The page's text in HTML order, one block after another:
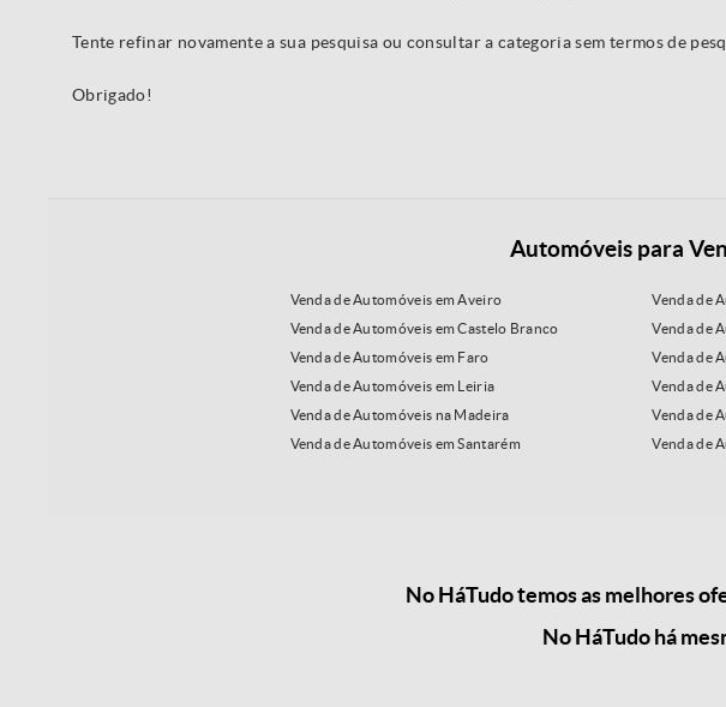
Tente refinar novamente a sua pesquisa ou consultar a categoria sem termos de
Obrigado!
Automóveis para
Venda de Automóveis em Aveiro
Venda de
Venda de Automóveis em Castelo Branco
Venda de
Venda de Automóveis em Faro
Venda de
Venda de Automóveis em Leiria
Venda de
Venda de Automóveis na Madeira
Venda de
Venda de Automóveis em Santarém
Venda de
No HáTudo temos as melhores
No HáTudo há